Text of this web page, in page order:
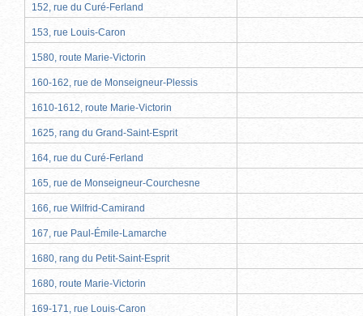
152, rue du Curé-Ferland
153, rue Louis-Caron
1580, route Marie-Victorin
160-162, rue de Monseigneur-Plessis
1610-1612, route Marie-Victorin
1625, rang du Grand-Saint-Esprit
164, rue du Curé-Ferland
165, rue de Monseigneur-Courchesne
166, rue Wilfrid-Camirand
167, rue Paul-Émile-Lamarche
1680, rang du Petit-Saint-Esprit
1680, route Marie-Victorin
169-171, rue Louis-Caron